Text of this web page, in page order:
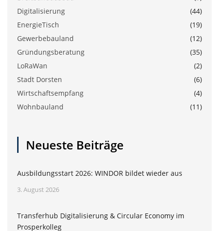
Digitalisierung
(44)
EnergieTisch
(19)
Gewerbebauland
(12)
Gründungsberatung
(35)
LoRaWan
(2)
Stadt Dorsten
(6)
Wirtschaftsempfang
(4)
Wohnbauland
(11)
Neueste Beiträge
Ausbildungsstart 2026: WINDOR bildet wieder aus
3. August 2026
Transferhub Digitalisierung & Circular Economy im
Prosperkolleg